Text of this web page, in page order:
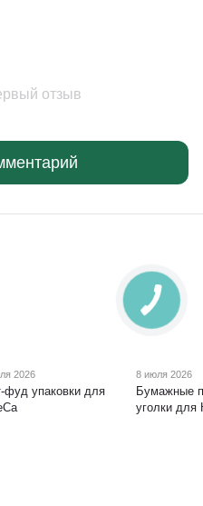
отзыв
2026
фуд упаковки для
8 июля 2026
Бумажные
уголки для